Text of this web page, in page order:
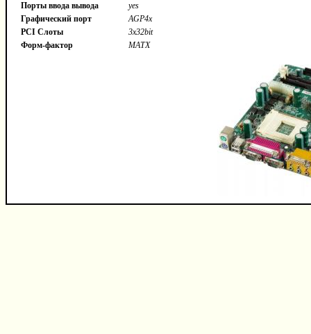
Порты ввода вывода
yes
Графический порт
AGP4x
PCI Слоты
3x32bit
Форм-фактор
MATX